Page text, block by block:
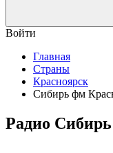
Войти
Главная
Страны
Красноярск
Сибирь фм
Радио